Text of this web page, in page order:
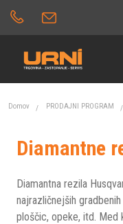
Domov PRODAJNI PROGRAM
Diamantne
Diamantna rezila
najrazličnejših
ploščic, opeke, itd. Med